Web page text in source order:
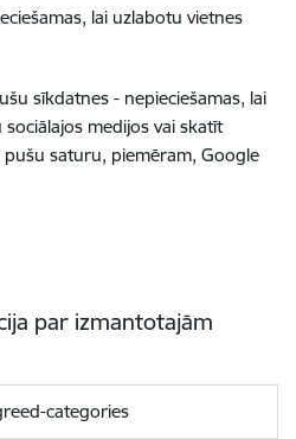
lai uzlabotu vietnes
sīkdatnes - nepieciešamas, lai
medijos vai skatīt
saturu, piemēram, Google
par izmantotajām
categories